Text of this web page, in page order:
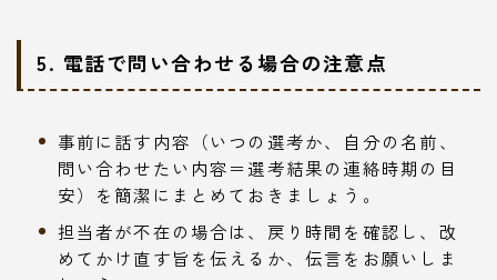
5. 電話で問い合わせる場合の注意点
事前に話す内容（いつの選考か、自分の名前、
問い合わせたい内容＝選考結果の連絡時期の目
安）を簡潔にまとめておきましょう。
担当者が不在の場合は、戻り時間を確認し、改
めてかけ直す旨を伝えるか、伝言をお願いしま